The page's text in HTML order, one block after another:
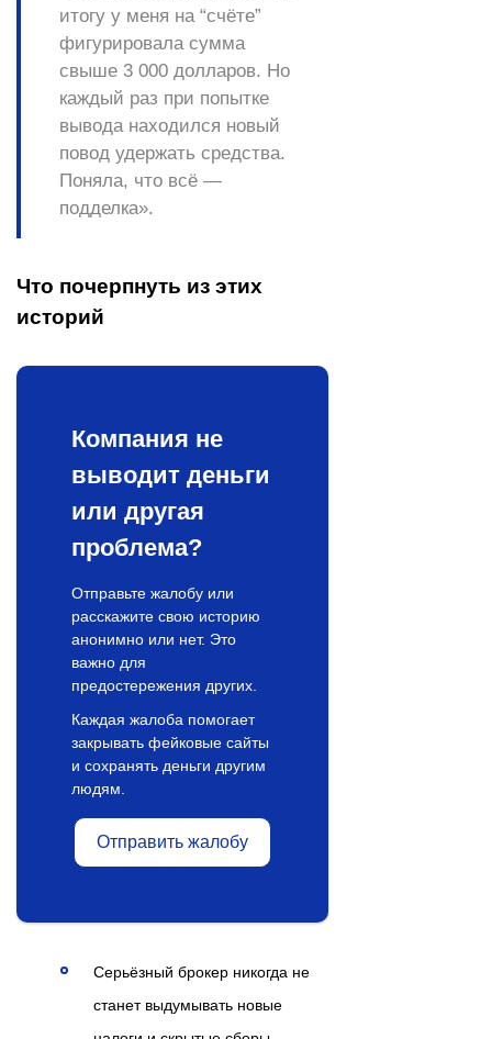
итогу у меня на “счёте”
фигурировала сумма
свыше 3 000 долларов. Но
каждый раз при попытке
вывода находился новый
повод удержать средства.
Поняла, что всё —
подделка».
Что почерпнуть из этих
историй
Компания не
выводит деньги
или другая
проблема?
Отправьте жалобу или
расскажите свою историю
анонимно или нет. Это
важно для
предостережения других.
Каждая жалоба помогает
закрывать фейковые сайты
и сохранять деньги другим
людям.
Отправить жалобу
Серьёзный брокер никогда не
станет выдумывать новые